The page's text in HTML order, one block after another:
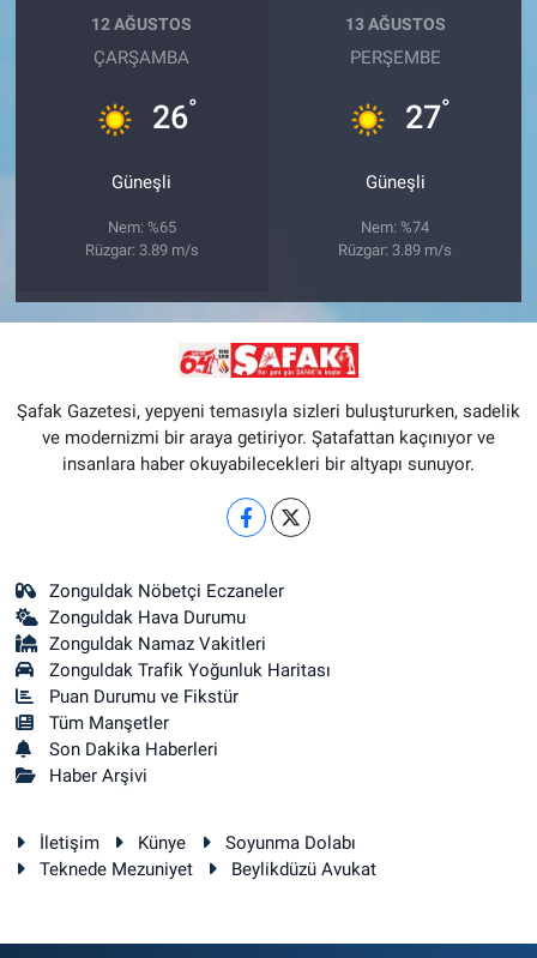
12 AĞUSTOS
ÇARŞAMBA
26°
Güneşli
Nem: %65
Rüzgar: 3.89 m/s
13 AĞUSTOS
PERŞEMBE
27°
Güneşli
Nem: %74
Rüzgar: 3.89 m/s
Şafak Gazetesi, yepyeni temasıyla sizleri buluştururken, sadelik
ve modernizmi bir araya getiriyor. Şatafattan kaçınıyor ve
insanlara haber okuyabilecekleri bir altyapı sunuyor.
Zonguldak Nöbetçi Eczaneler
Zonguldak Hava Durumu
Zonguldak Namaz Vakitleri
Zonguldak Trafik Yoğunluk Haritası
Puan Durumu ve Fikstür
Tüm Manşetler
Son Dakika Haberleri
Haber Arşivi
İletişim Künye
Soyunma Dolabı
Teknede Mezuniyet
Beylikdüzü Avukat